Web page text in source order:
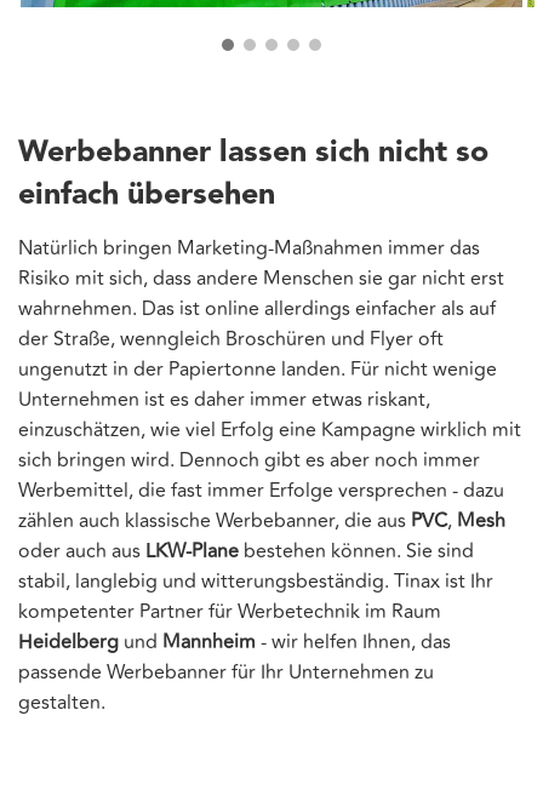
Werbebanner lassen sich nicht so
einfach übersehen
Natürlich bringen Marketing-Maßnahmen immer das
Risiko mit sich, dass andere Menschen sie gar nicht erst
wahrnehmen. Das ist online allerdings einfacher als auf
der Straße, wenngleich Broschüren und Flyer oft
ungenutzt in der Papiertonne landen. Für nicht wenige
Unternehmen ist es daher immer etwas riskant,
einzuschätzen, wie viel Erfolg eine Kampagne wirklich mit
sich bringen wird. Dennoch gibt es aber noch immer
Werbemittel, die fast immer Erfolge versprechen - dazu
zählen auch klassische Werbebanner, die aus PVC, Mesh
oder auch aus LKW-Plane bestehen können. Sie sind
stabil, langlebig und witterungsbeständig. Tinax ist Ihr
kompetenter Partner für Werbetechnik im Raum
Heidelberg und Mannheim - wir helfen Ihnen, das
passende Werbebanner für Ihr Unternehmen zu
gestalten.